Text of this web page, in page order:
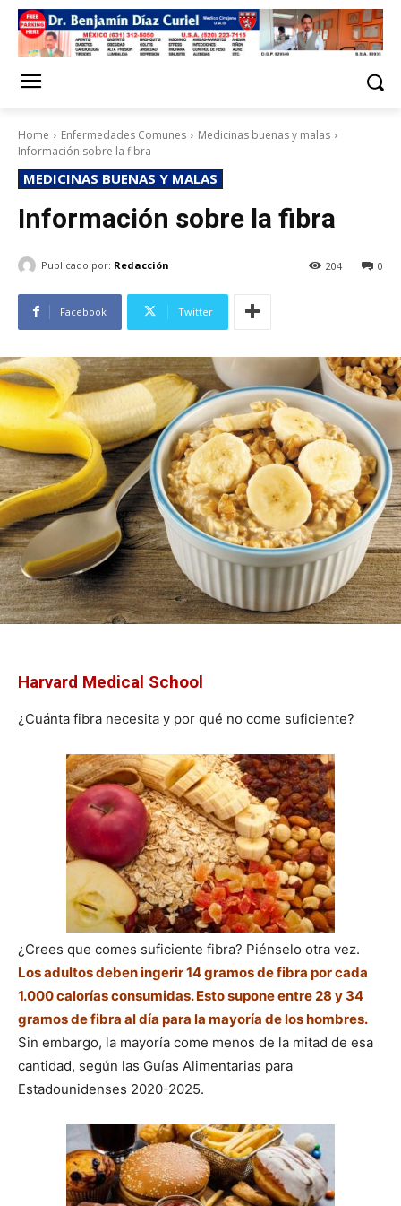
Home Enfermedades Comunes
Medicinas buenas y malas
Información sobre la fibra
MEDICINAS BUENAS Y MALAS
Información sobre la fibra
Publicado por: Redacción 0
204
Facebook Twitter
Harvard Medical School
¿Cuánta fibra necesita y por qué no come suficiente?
¿Crees que comes suficiente fibra? Piénselo otra vez.
Los adultos deben ingerir 14 gramos de fibra por cada
1.000 calorías consumidas. Esto supone entre 28 y 34
gramos de fibra al día para la mayoría de los hombres.
Sin embargo, la mayoría come menos de la mitad de esa
cantidad, según las Guías Alimentarias para
Estadounidenses 2020-2025.